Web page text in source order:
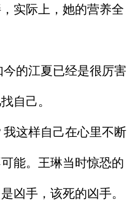
实际上，她的营养全
的江夏已经是很厉害
自己。
这样自己在心里不断
能。王琳当时惊恐的
凶手，该死的凶手。